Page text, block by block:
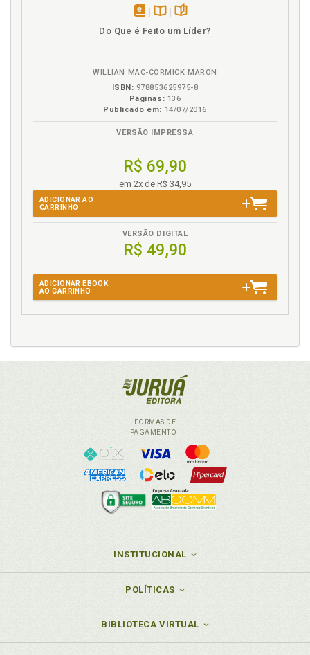
Do Que é Feito um Líder?
WILLIAN MAC-CORMICK MARON
ISBN: 978853625975-8
Páginas: 136
Publicado em: 14/07/2016
VERSÃO IMPRESSA
R$ 69,90
em 2x de R$ 34,95
ADICIONAR AO
CARRINHO
VERSÃO DIGITAL
R$ 49,90
ADICIONAR EBOOK
AO CARRINHO
FORMAS DE
PAGAMENTO
INSTITUCIONAL
POLÍTICAS
BIBLIOTECA VIRTUAL